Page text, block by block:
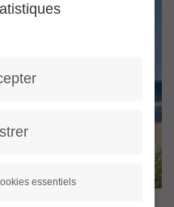
essentiels